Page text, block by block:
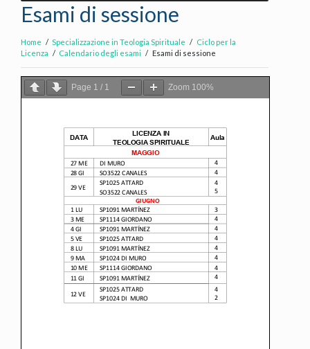
Esami di sessione
Home Specializzazione in Teologia Spirituale
Ciclo per la
Licenza
Calendario degli esami Esami di sessione
Page 1 / 1 Zoom 100%